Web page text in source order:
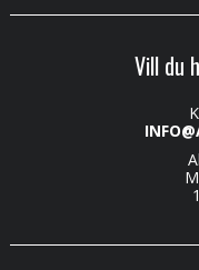
Vill du